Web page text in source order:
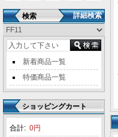
検索 詳細検索
新着商品一覧
特価商品一覧
ショッピングカート
合計: 0円